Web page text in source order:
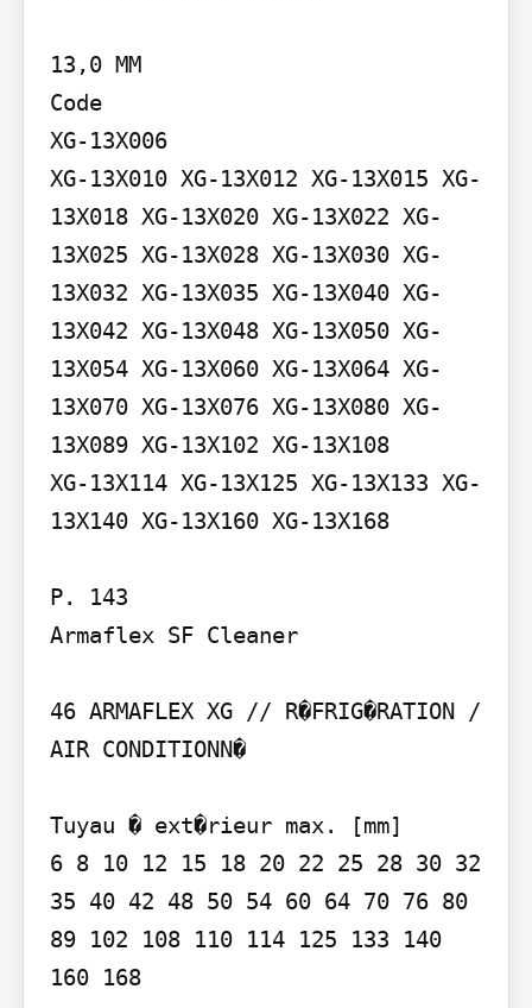
13,0 MM
Code
XG-13X006
XG-13X010 XG-13X012 XG-13X015 XG-
13X018 XG-13X020 XG-13X022 XG-
13X025 XG-13X028 XG-13X030 XG-
13X032 XG-13X035 XG-13X040 XG-
13X042 XG-13X048 XG-13X050 XG-
13X054 XG-13X060 XG-13X064 XG-
13X070 XG-13X076 XG-13X080 XG-
13X089 XG-13X102 XG-13X108
XG-13X114 XG-13X125 XG-13X133 XG-
13X140 XG-13X160 XG-13X168
P. 143
Armaflex SF Cleaner
46 ARMAFLEX XG // R�FRIG�RATION /
AIR CONDITIONN�
Tuyau � ext�rieur max. [mm]
6 8 10 12 15 18 20 22 25 28 30 32
35 40 42 48 50 54 60 64 70 76 80
89 102 108 110 114 125 133 140
160 168